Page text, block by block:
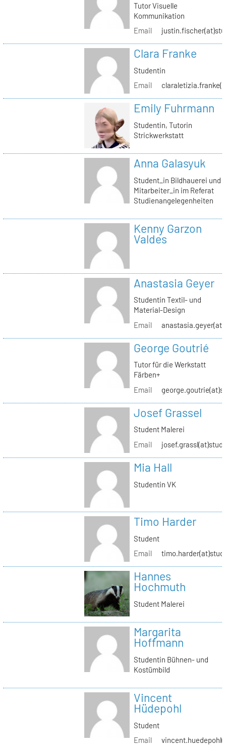
Tutor Visuelle
Kommunikation
Email
Clara Franke
Studentin
Email
Emily Fuhrmann
Studentin, Tutorin
Strickwerkstatt
Anna Galasyuk
Student_in Bildhauerei und
Mitarbeiter_in im Referat
Studienangelegenheiten
Kenny Garzon
Valdes
Anastasia Geyer
Studentin Textil- und
Material-Design
Email
George Goutrié
Tutor für die Werkstatt
Färben+
Email
Josef Grassel
Student Malerei
Email
Mia Hall
Studentin VK
Timo Harder
Student
Email
Hannes
Hochmuth
Student Malerei
Margarita
Hoffmann
Studentin Bühnen- und
Kostümbild
Vincent
Hüdepohl
Student
Email